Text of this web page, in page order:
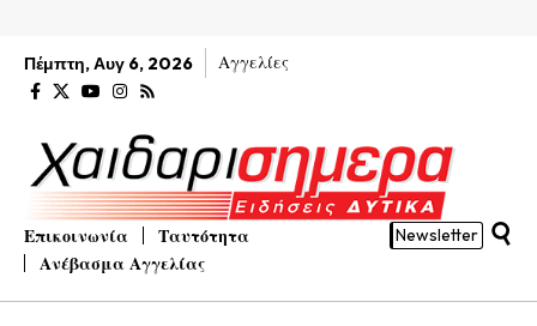
Πέμπτη, Αυγ 6, 2026 Αγγελίες
Επικοινωνία
Ταυτότητα
Ανέβασμα Αγγελίας
Newsletter